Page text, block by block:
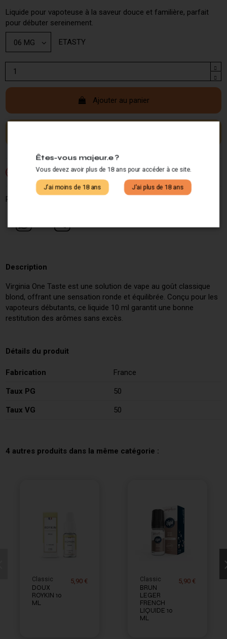
Liquide pour vapoteuse à la saveur douce et familière, parfait
pour débuter sereinement.
ETASTY
Ajouter au panier
Si vous ne fumez pas, ne vapotez pas.
Partagez ce produit :
Description
Virginia One Taste est une solution de vape au goût classique
blond, offrant une sensation ronde et équilibrée. Conçu pour les
vapoteurs débutants, ce liquide 10 ml garantit une bonne
restitution des arômes sans excès.
Détails du produit
Fabrication France
Taux PG 50
Taux VG 50
4 autres produits dans la même catégorie :
Classic
DOUX
ROYKIN 10
ML
5,90 € Classic
BRUN
LEGER
FRENCH
LIQUIDE 10
ML
5,90 €
Êtes-vous majeur.e ?
Vous devez avoir plus de 18 ans pour accéder à ce site.
J'ai moins de 18 ans J'ai plus de 18 ans